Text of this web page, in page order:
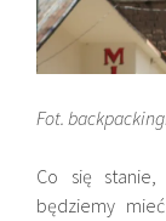
Fot.
Co się
będziemy